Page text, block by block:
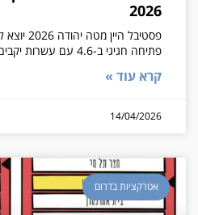
2026
פסטיבל
פתיחה חגיגי ב-4.6 עם עשרות יקבים, טעימות יין, מוזיקה
קרא עוד »
14/04/2026
אטרקציות בדרום